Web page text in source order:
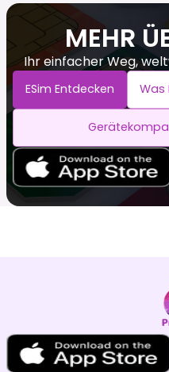
MEHR
Ihr einfacher Weg,
ESim Entdecken Was